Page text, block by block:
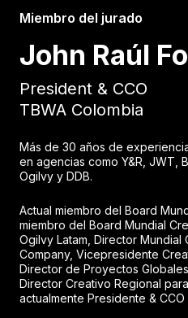
Miembro del jurado
John Raúl
President & CCO
TBWA Colombia
Más de 30 años de
en agencias como Y&R, JWT,
Ogilvy y DDB.
Actual miembro del Board
miembro del Board Mundial
Ogilvy Latam, Director
Company, Vicepresidente
Director de Proyectos
Director Creativo Regional
actualmente Presidente &